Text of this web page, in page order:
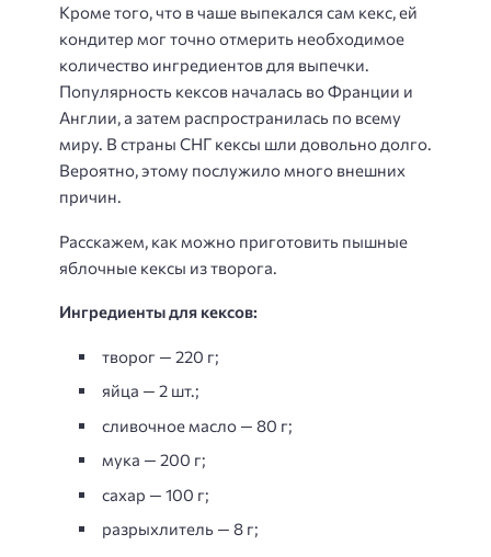
Кроме того, что в чаше выпекался сам кекс, ей
кондитер мог точно отмерить необходимое
количество ингредиентов для выпечки.
Популярность кексов началась во Франции и
Англии, а затем распространилась по всему
миру. В страны СНГ кексы шли довольно долго.
Вероятно, этому послужило много внешних
причин.
Расскажем, как можно приготовить пышные
яблочные кексы из творога.
Ингредиенты для кексов:
творог — 220 г;
яйца — 2 шт.;
сливочное масло — 80 г;
мука — 200 г;
сахар — 100 г;
разрыхлитель — 8 г;